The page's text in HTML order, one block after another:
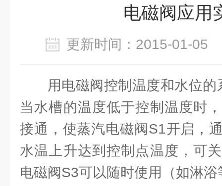
电磁阀应用
更新时间：2015-01-
用电磁阀控制温度和水位
当水槽的温度低于控制温度时
接通，使蒸汽电磁阀S1开启，
水温上升达到控制点温度，可
电磁阀S3可以随时使用（如淋浴